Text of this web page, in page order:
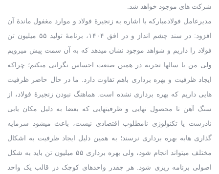
شرکت های موجود خواهد شد.
مدیرعامل فولادمبارکه با اشاره به زنجیرۀ فولاد و موارد مغفول ماندۀ آن
افزود: در سند چشم انداز و در افق ۱۴۰۴، برنامۀ تولید ۵۵ میلیون تن
فولاد را داریم و شواهد موجود نشان میدهد که به آن سمت پیش میرویم
ولی من با سالها تجربه در همین صنعت احساس نگرانی میکنم؛ چراکه
ایجاد ظرفیت و بهره برداری باهم تفاوت دارد. ما در حال حاضر ظرفیت
هایی داریم که بهره برداری نشده است. هماهنگ نبودن زنجیرۀ فولاد، از
سنگ آهن تا محصول نهایی و ظرفیتهایی که بعضا به دلیل مکان یابی
نادرست یا تکنولوژی نامطلوب اقتصادی نیست، باعث میشود سرمایه
گذاری هابه بهره برداری نرسند؛ به همین دلیل ایجاد ظرفیت به اشکال
مختلف میتواند انجام شود، ولی بهره برداری ۵۵ میلیون تن باید به شکل
اصولی برنامه ریزی شود. هر چقدر واحدهای کوچک در قالب یک واحد